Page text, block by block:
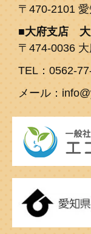
〒470-2101
大府支店 大
〒474-0036
TEL：0562-
メール：